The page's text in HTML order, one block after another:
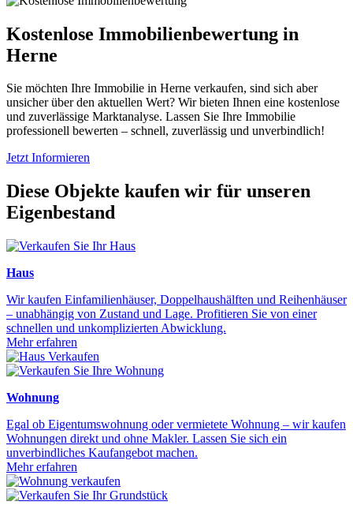
Kostenlose Immobilienbewertung in
Herne
Sie möchten Ihre Immobilie in Herne verkaufen, sind sich aber
unsicher über den aktuellen Wert? Wir bieten Ihnen eine kostenlose
und zuverlässige Marktanalyse. Lassen Sie Ihre Immobilie
professionell bewerten – schnell, zuverlässig und unverbindlich!
Jetzt Informieren
Diese Objekte kaufen wir für unseren
Eigenbestand
Haus
Wir kaufen Einfamilienhäuser, Doppelhaushälften und Reihenhäuser
– unabhängig von Zustand und Lage. Profitieren Sie von einer
schnellen und unkomplizierten Abwicklung.
Mehr erfahren
Wohnung
Egal ob Eigentumswohnung oder vermietete Wohnung – wir kaufen
Wohnungen direkt und ohne Makler. Lassen Sie sich ein
unverbindliches Kaufangebot machen.
Mehr erfahren